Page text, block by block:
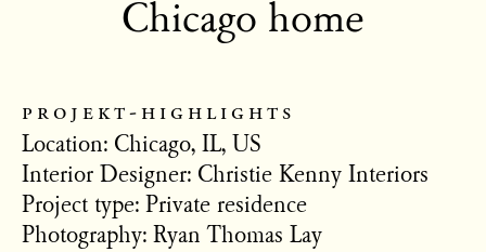
projekt-highlights
Chicago home
Location: Chicago, IL, US
Interior Designer: Christie Kenny Interiors
Project type: Private residence
Photography: Ryan Thomas Lay